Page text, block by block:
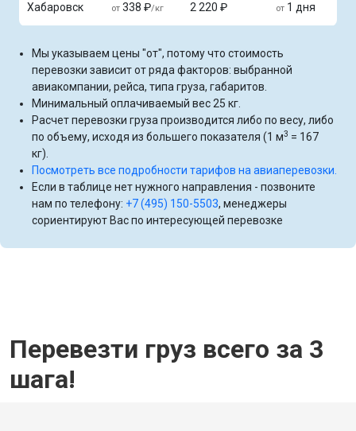
Хабаровск от 338 ₽/кг 2 220 ₽ от 1 дня
Мы указываем цены "от", потому что стоимость
перевозки зависит от ряда факторов: выбранной
авиакомпании, рейса, типа груза, габаритов.
Минимальный оплачиваемый вес 25 кг.
Расчет перевозки груза производится либо по весу, либо
по объему, исходя из большего показателя (1 м3 = 167
кг).
Посмотреть все подробности тарифов на авиаперевозки.
Если в таблице нет нужного направления - позвоните
нам по телефону: +7 (495) 150-5503, менеджеры
сориентируют Вас по интересующей перевозке
Перевезти груз всего за 3
шага!